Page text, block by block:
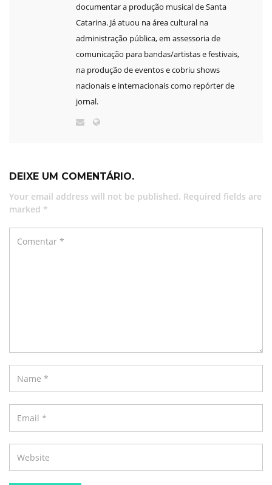
documentar a produção musical de Santa
Catarina. Já atuou na área cultural na
administração pública, em assessoria de
comunicação para bandas/artistas e festivais,
na produção de eventos e cobriu shows
nacionais e internacionais como repórter de
jornal.
DEIXE UM COMENTÁRIO.
Your email address will not be published. Required fields are
marked *